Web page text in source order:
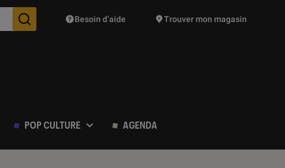
Des suggestions de produits vont vous être proposées
Besoin d’aide Trouver mon magasin
POP CULTURE AGENDA